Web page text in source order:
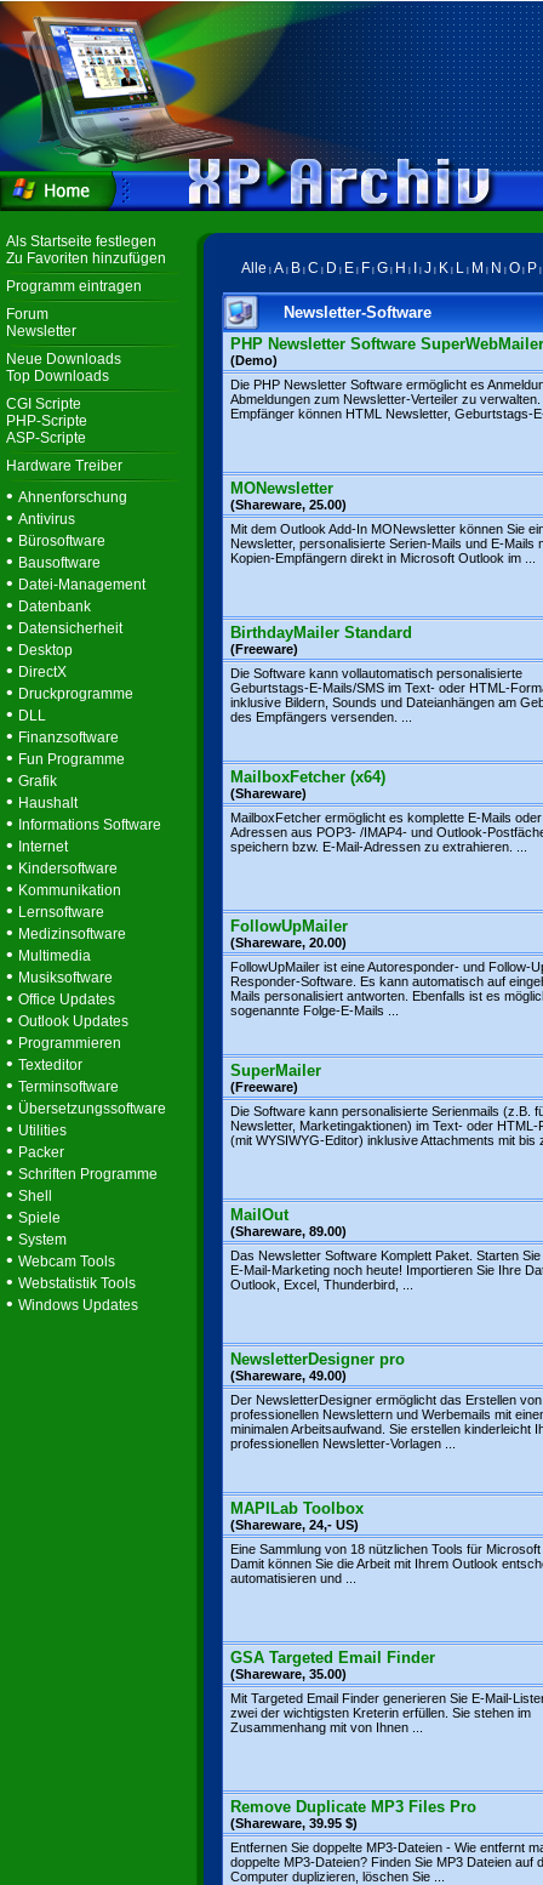
Als Startseite festlegen
Zu Favoriten hinzufügen
Programm eintragen
Forum
Newsletter
Neue Downloads
Top Downloads
CGI Scripte
PHP-Scripte
ASP-Scripte
Hardware Treiber
• Ahnenforschung
• Antivirus
• Bürosoftware
• Bausoftware
• Datei-Management
• Datenbank
• Datensicherheit
• Desktop
• DirectX
• Druckprogramme
• DLL
• Finanzsoftware
• Fun Programme
• Grafik
• Haushalt
• Informations Software
• Internet
• Kindersoftware
• Kommunikation
• Lernsoftware
• Medizinsoftware
• Multimedia
• Musiksoftware
• Office Updates
• Outlook Updates
• Programmieren
• Texteditor
• Terminsoftware
• Übersetzungssoftware
• Utilities
• Packer
• Schriften Programme
• Shell
• Spiele
• System
• Webcam Tools
• Webstatistik Tools
• Windows Updates
Alle A B C D E F G H J K L M N O P
Newsletter-Software
PHP Newsletter Software SuperWebMailer
(Demo)
Die PHP Newsletter Software ermöglicht es
Abmeldungen zum Newsletter-Verteiler zu verwalten.
Empfänger können HTML Newsletter, Geburtstags-
MONewsletter
(Shareware, 25.00)
Mit dem Outlook Add-In MONewsletter können Sie
Newsletter, personalisierte Serien-Mails und E-Mails
Kopien-Empfängern direkt in Microsoft Outlook im ...
BirthdayMailer Standard
(Freeware)
Die Software kann vollautomatisch personalisierte
Geburtstags-E-Mails/SMS im Text- oder HTML-
inklusive Bildern, Sounds und Dateianhängen am
des Empfängers versenden. ...
MailboxFetcher (x64)
(Shareware)
MailboxFetcher ermöglicht es komplette E-Mails
Adressen aus POP3- /IMAP4- und Outlook-
speichern bzw. E-Mail-Adressen zu extrahieren. ...
FollowUpMailer
(Shareware, 20.00)
FollowUpMailer ist eine Autoresponder- und Follow-
Responder-Software. Es kann automatisch auf
Mails personalisiert antworten. Ebenfalls ist es
sogenannte Folge-E-Mails ...
SuperMailer
(Freeware)
Die Software kann personalisierte Serienmails (z.B.
Newsletter, Marketingaktionen) im Text- oder HTML-
(mit WYSIWYG-Editor) inklusive Attachments mit bis
MailOut
(Shareware, 89.00)
Das Newsletter Software Komplett Paket. Starten
E-Mail-Marketing noch heute! Importieren Sie Ihre
Outlook, Excel, Thunderbird, ...
NewsletterDesigner pro
(Shareware, 49.00)
Der NewsletterDesigner ermöglicht das Erstellen von
professionellen Newslettern und Werbemails mit
minimalen Arbeitsaufwand. Sie erstellen kinderleicht
professionellen Newsletter-Vorlagen ...
MAPILab Toolbox
(Shareware, 24,- US)
Eine Sammlung von 18 nützlichen Tools für
Damit können Sie die Arbeit mit Ihrem Outlook
automatisieren und ...
GSA Targeted Email Finder
(Shareware, 35.00)
Mit Targeted Email Finder generieren Sie E-Mail-
zwei der wichtigsten Kreterin erfüllen. Sie stehen im
Zusammenhang mit von Ihnen ...
Remove Duplicate MP3 Files Pro
(Shareware, 39.95 $)
Entfernen Sie doppelte MP3-Dateien - Wie entfernt
doppelte MP3-Dateien? Finden Sie MP3 Dateien auf
Computer duplizieren, löschen Sie ...